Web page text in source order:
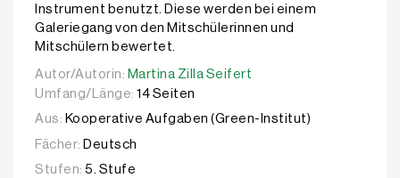
Instrument benutzt. Diese werden bei einem
Galeriegang von den Mitschülerinnen und
Mitschülern bewertet.
Autor/Autorin: Martina Zilla Seifert
Autor/Autorin: Martina Zilla Seifert
Umfang/Länge: 14 Seiten
Aus: Kooperative Aufgaben (Green-Institut)
Fächer: Deutsch
Stufen: 5. Stufe